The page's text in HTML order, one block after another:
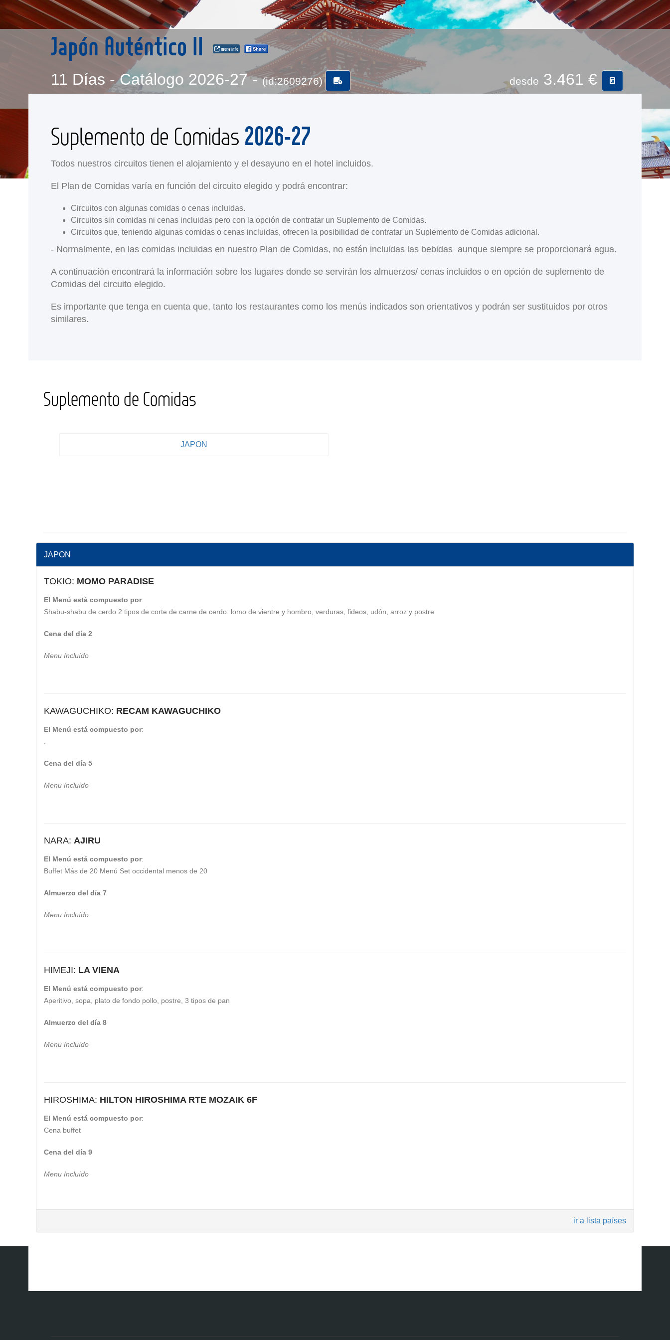
Japón Auténtico II more info
11 Días - Catálogo 2026-27 -(id:2609276) desde 3.461 €
Suplemento de Comidas 2026-27
Todos nuestros circuitos tienen el alojamiento y el desayuno en el hotel incluidos.
El Plan de Comidas varía en función del circuito elegido y podrá encontrar:
Circuitos con algunas comidas o cenas incluidas.
Circuitos sin comidas ni cenas incluidas pero con la opción de contratar un Suplemento de Comidas.
Circuitos que, teniendo algunas comidas o cenas incluidas, ofrecen la posibilidad de contratar un Suplemento de Comidas adicional.
- Normalmente, en las comidas incluidas en nuestro Plan de Comidas, no están incluidas las bebidas aunque siempre se proporcionará agua.
A continuación encontrará la información sobre los lugares donde se servirán los almuerzos/ cenas incluidos o en opción de suplemento de
Comidas del circuito elegido.
Es importante que tenga en cuenta que, tanto los restaurantes como los menús indicados son orientativos y podrán ser sustituidos por otros
similares.
Suplemento de Comidas
JAPON
JAPON
TOKIO: MOMO PARADISE
El Menú está compuesto por:
Shabu-shabu de cerdo 2 tipos de corte de carne de cerdo: lomo de vientre y hombro, verduras, fideos, udón, arroz y postre
Cena del día 2
Menu Incluído
KAWAGUCHIKO: RECAM KAWAGUCHIKO
El Menú está compuesto por:
Cena del día 5
Menu Incluído
NARA: AJIRU
El Menú está compuesto por:
Buffet Más de 20 Menú Set occidental menos de 20
Almuerzo del día 7
Menu Incluído
HIMEJI: LA VIENA
El Menú está compuesto por:
Aperitivo, sopa, plato de fondo pollo, postre, 3 tipos de pan
Almuerzo del día 8
Menu Incluído
HIROSHIMA: HILTON HIROSHIMA RTE MOZAIK 6F
El Menú está compuesto por:
Cena buffet
Cena del día 9
Menu Incluído
ir a lista países